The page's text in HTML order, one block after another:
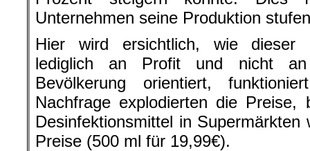
Unternehmen seine Produktion
Hier wird ersichtlich, wie dieser
lediglich an Profit und nicht
Bevölkerung orientiert,
Nachfrage explodierten die Preise,
Desinfektionsmittel in Supermärkten
Preise (500 ml für 19,99€).